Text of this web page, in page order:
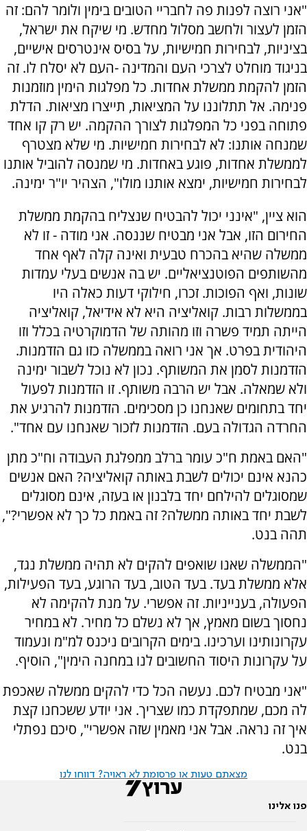
"אני רוצה לפנות פה לחבריי הטובים בימין ולומר להם: זה
הזמן לעצור ולחשב מסלול מחדש. מי שיקח את ישראל,
בציניות, לבחירות חמישיות, על בסיס אינטרסים אישיים,
בניגוד מוחלט לצרכי העם והמדינה -העם לא יסלח לו. זה
הזמן להקמת ממשלת אחדות. כל מפלגות הימין מוזמנות
פנימה. אל תתלוננו על המציאות, תייצרו מציאות. הדלת
פתוחה בפני כל המפלגות לצורך ההקמה. יש רק קו אחד
שמנחה אותנו: לא לבחירות חמישיות. מי שלא מצטרף
לממשלת אחדות, פוגע באחדות. מי שמנסה להוביל אותנו
לבחירות חמישיות, ימצא אותנו מולו", הצהיר יו"ר ימינה.
הוא ציין, "אינני יכול להבטיח שנצליח בהקמת ממשלת
החירום הזו, אבל אני מבטיח שננסה. אני מודה - זו לא
ממשלה שהיא בהכרח טבעית ואינה קלה לאף אחד
מהשותפים הפוטנציאליים. יש בה אנשים בעלי עמדות
שונות, ואף הפוכות. זכרו, חילוקי דעות כאלה היו
בממשלות רבות. קואליציה היא לא אידיאל, קואליציה
הייתה תמיד פשרה וזו מהותה של הדמוקרטיה בכלל וזו
היהודית בפרט. אך אני רואה בממשלה כזו גם הזדמנות.
הזדמנות לסמן את המשותף. נכון לא נוכל לשבור ימינה
ולא שמאלה. אבל יש הרבה משותף. זו הזדמנות לפעול
יחד בתחומים שאנחנו כן מסכימים. הזדמנות להרגיע את
החרדה הגדולה בעם. הזדמנות לזכור שאנחנו עם אחד".
"האם באמת ח"כ עומר ברלב ממפלגת העבודה וח"כ מתן
כהנא אינם יכולים לשבת באותה קואליציה? האם אנשים
שמסוגלים להילחם יחד בלבנון או בעזה, אינם מסוגלים
לשבת יחד באותה ממשלה? זה באמת כל כך לא אפשרי?",
תהה בנט.
"הממשלה שאנו שואפים להקים לא תהיה ממשלת נגד,
אלא ממשלת בעד. בעד הטוב, בעד הרוגע, בעד הפעילות,
הפעולה, בענייניות. זה אפשרי. על מנת להקימה לא
נחסוך בשום מאמץ, אך לא נשלם כל מחיר. לא במחיר
עקרונותינו וערכינו. בימים הקרובים ניכנס למ"מ ונעמוד
על עקרונות היסוד החשובים לנו במחנה הימין", הוסיף.
"אני מבטיח לכם. נעשה הכל כדי להקים ממשלה שאכפת
לה מכם, שמתפקדת כמו שצריך. אני יודע ששכחנו קצת
איך זה נראה. אבל אני מאמין שזה אפשרי", סיכם נפתלי
בנט.
מצאתם טעות או פרסומת לא ראויה? דווחו לנו
פנו אלינו